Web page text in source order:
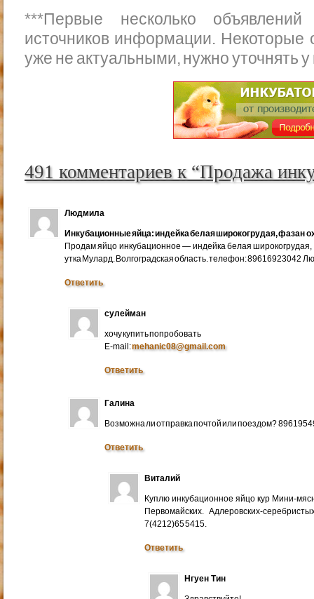
***Первые несколько
источников информации. Некоторые
уже не актуальными, нужно уточнять
491 комментариев к “Продажа
Людмила
Инкубационные яйца: индейка белая широкогрудая, фазан
Продам яйцо инкубационное — индейка белая
утка Мулард. Волгоградская область. телефон: 89616923042
Ответить
сулейман
хочу купить попробовать
E-mail:mehanic08@gmail.com
Ответить
Галина
Возможна ли отправка почтой или поездом?
Ответить
Виталий
Куплю инкубационное яйцо кур Мини-
Первомайских. Адлеровских-
7(4212)65 5415.
Ответить
Нгуен Тин